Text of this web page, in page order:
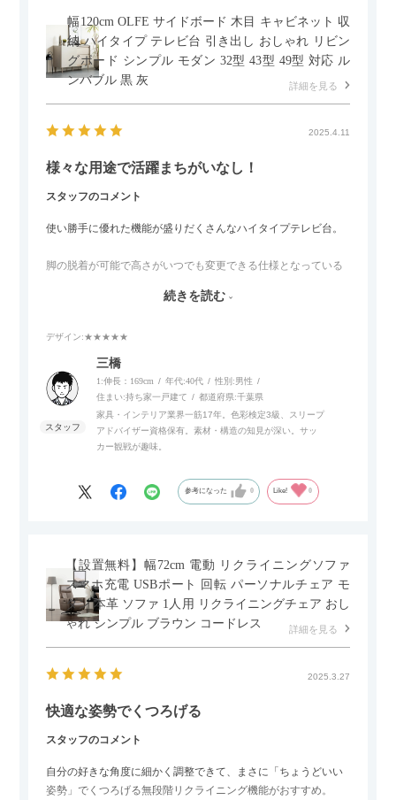
幅120cm OLFE サイドボード 木目 キャビネット 収
納 ハイタイプ テレビ台 引き出し おしゃれ リビン
グボード シンプル モダン 32型 43型 49型 対応 ル
ンバブル 黒 灰
詳細を見る
2025.4.11
様々な用途で活躍まちがいなし！
スタッフのコメント
使い勝手に優れた機能が盛りだくさんなハイタイプテレビ台。
脚の脱着が可能で高さがいつでも変更できる仕様となっている
また、補助テーブルとして使用可能なスライドテーブルや収納
内部にもプリンターなどが置けるスライド棚板がついているの
でテレビ台以外にもオフィスなどでの収納家具やリビングでの
サイドボードとして多目的な用途に対応しています。
また、扉は横方向へのスライド式となっているので開閉時のス
ペースを最小限に抑えられ、省スペースでご利用いただけるの
続きを読む
デザイン:★★★★★
三橋
1:伸長：169cm 年代:40代 性別:男性
住まい:持ち家一戸建て 都道府県:千葉県
家具・インテリア業界一筋17年。色彩検定3級、スリープ
アドバイザー資格保有。素材・構造の知見が深い。サッ
カー観戦が趣味。
参考になった 0 Like! 0
【設置無料】幅72cm 電動 リクライニングソファ
スマホ充電 USBポート 回転 パーソナルチェア モ
ダン 本革 ソファ 1人用 リクライニングチェア おし
ゃれ シンプル ブラウン コードレス
詳細を見る
2025.3.27
快適な姿勢でくつろげる
スタッフのコメント
自分の好きな角度に細かく調整できて、まさに「ちょうどいい
姿勢」でくつろげる無段階リクライニング機能がおすすめ。